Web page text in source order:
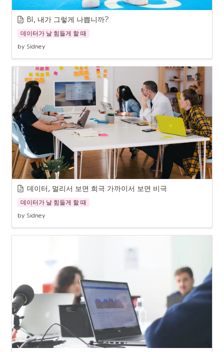
BI, 내가 그렇게 나쁩니까?
데이터가 날 힘들게 할 때
by Sidney
데이터, 멀리서 보면 희극 가까이서 보면 비극
데이터가 날 힘들게 할 때
by Sidney